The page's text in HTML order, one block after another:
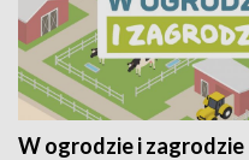
W ogrodzie i zagrodzie